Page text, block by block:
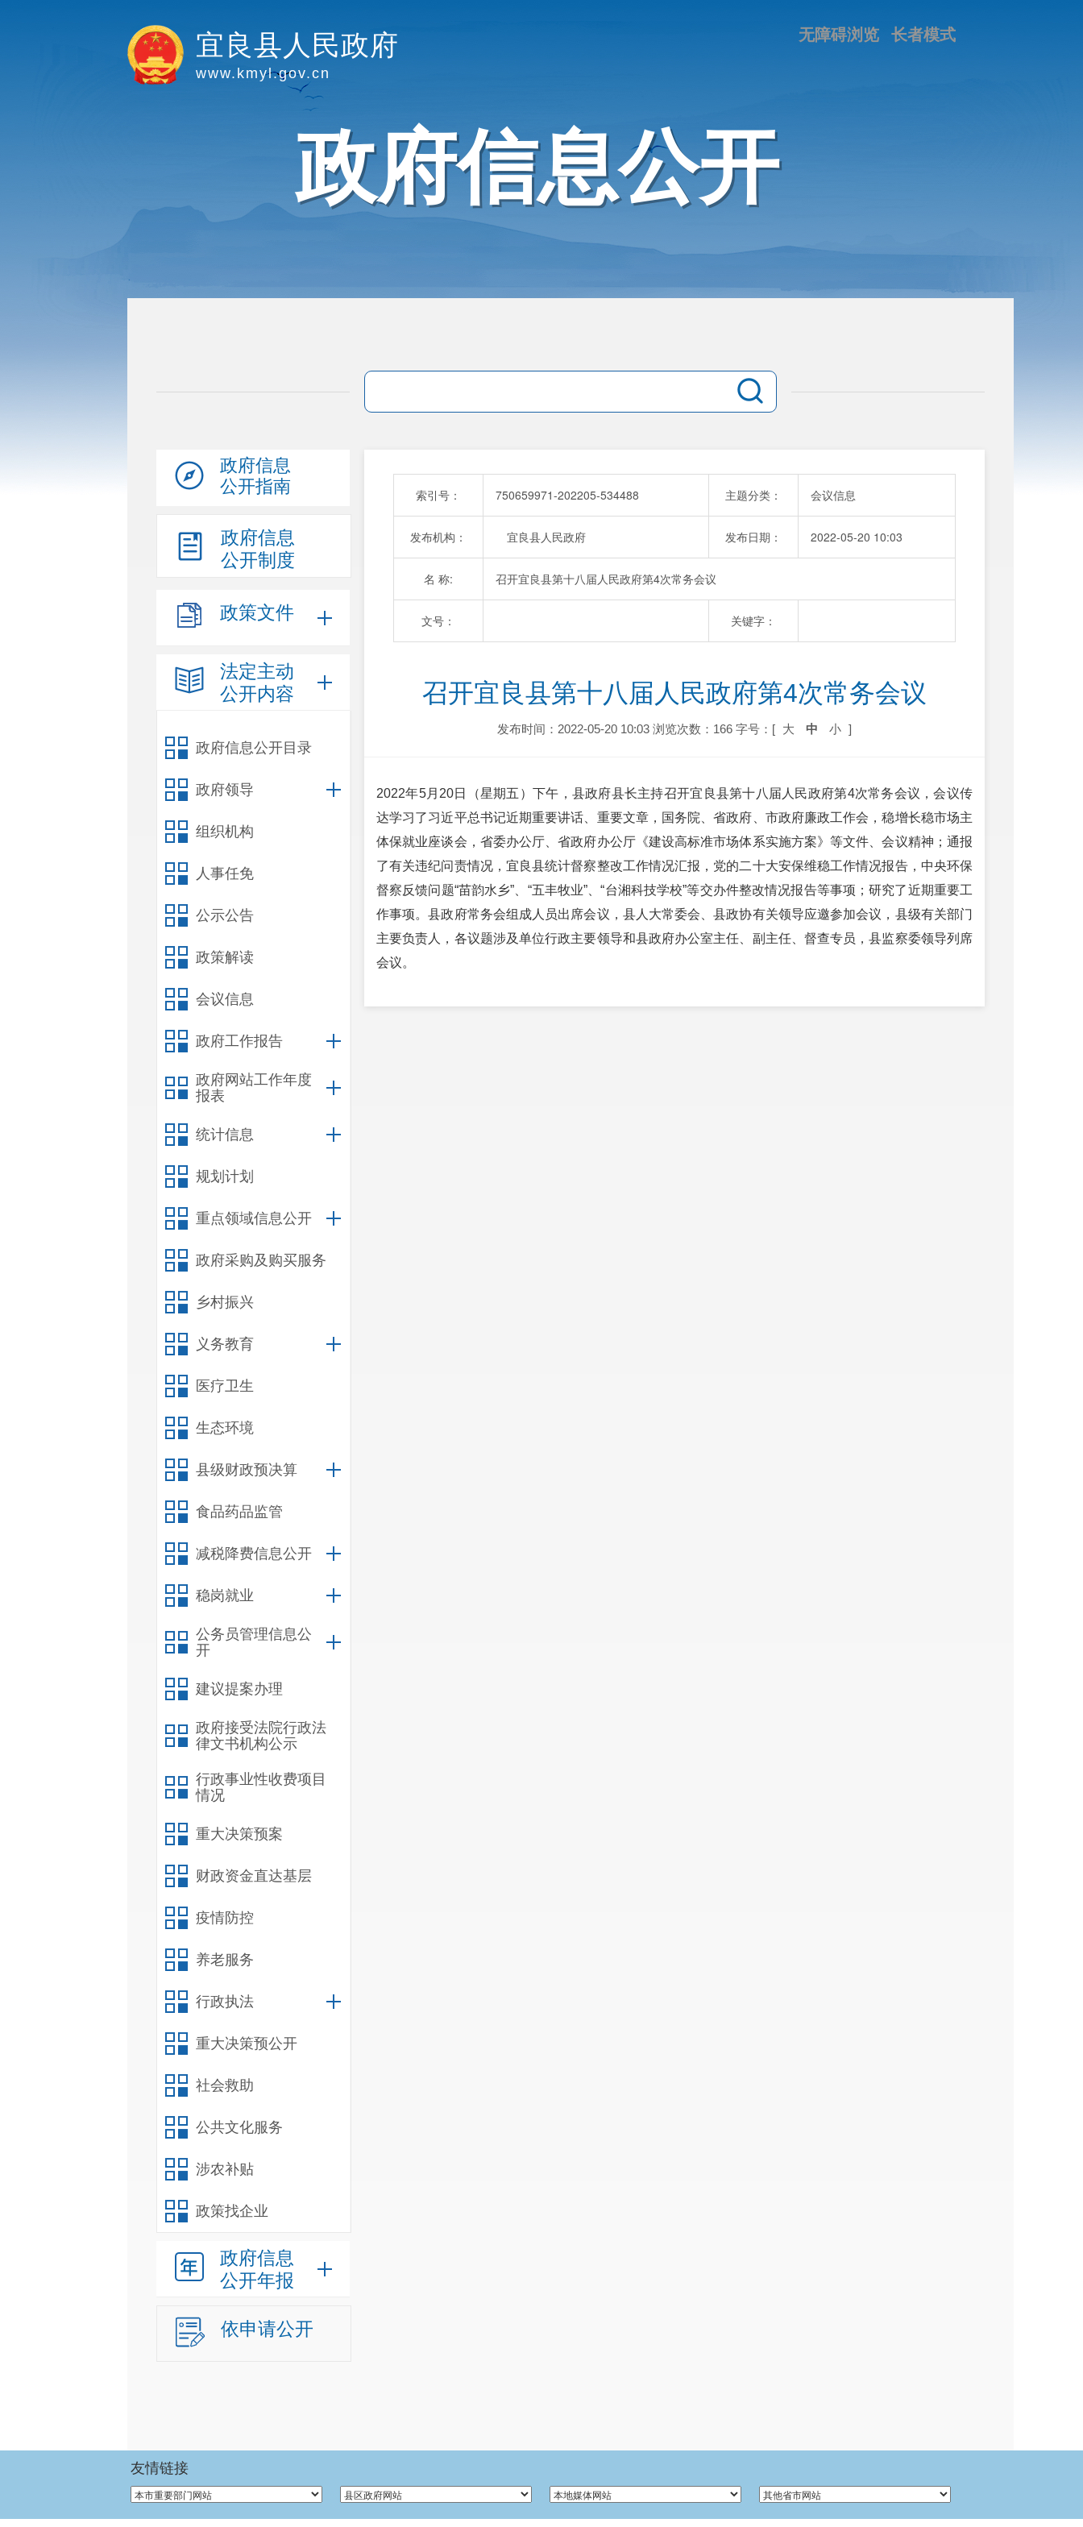
宜良县人民政府
www.kmyl.gov.cn
长者模式
无障碍浏览
政府信息公开
政府信息
公开指南
政府信息
公开制度
政策文件
法定主动
公开内容
政府信息公开目录
政府领导
组织机构
人事任免
公示公告
政策解读
会议信息
政府工作报告
政府网站工作年度
报表
统计信息
规划计划
重点领域信息公开
政府采购及购买服务
乡村振兴
义务教育
医疗卫生
生态环境
县级财政预决算
食品药品监管
减税降费信息公开
稳岗就业
公务员管理信息公
开
建议提案办理
政府接受法院行政法
律文书机构公示
行政事业性收费项目
情况
重大决策预案
财政资金直达基层
疫情防控
养老服务
行政执法
重大决策预公开
社会救助
公共文化服务
涉农补贴
政策找企业
政府信息
公开年报
依申请公开
索引号： 750659971-202205-534488 主题分类： 会议信息
发布机构： 宜良县人民政府 发布日期： 2022-05-20 10:03
名 称: 召开宜良县第十八届人民政府第4次常务会议
文号： 关键字：
召开宜良县第十八届人民政府第4次常务会议
发布时间：2022-05-20 10:03 浏览次数：166 字号：[ 大 中 小 ]
2022年5月20日（星期五）下午，县政府县长主持召开宜良县第十八届人民政府第4次常务会议，会议传
达学习了习近平总书记近期重要讲话、重要文章，国务院、省政府、市政府廉政工作会，稳增长稳市场主
体保就业座谈会，省委办公厅、省政府办公厅《建设高标准市场体系实施方案》等文件、会议精神；通报
了有关违纪问责情况，宜良县统计督察整改工作情况汇报，党的二十大安保维稳工作情况报告，中央环保
督察反馈问题“苗韵水乡”、“五丰牧业”、“台湘科技学校”等交办件整改情况报告等事项；研究了近期重要工
作事项。县政府常务会组成人员出席会议，县人大常委会、县政协有关领导应邀参加会议，县级有关部门
主要负责人，各议题涉及单位行政主要领导和县政府办公室主任、副主任、督查专员，县监察委领导列席
会议。
友情链接